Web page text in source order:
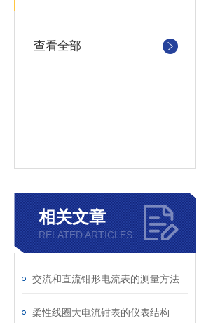
查看全部
相关文章
RELATED ARTICLES
交流和直流钳形电流表的测量方法
柔性线圈大电流钳表的仪表结构